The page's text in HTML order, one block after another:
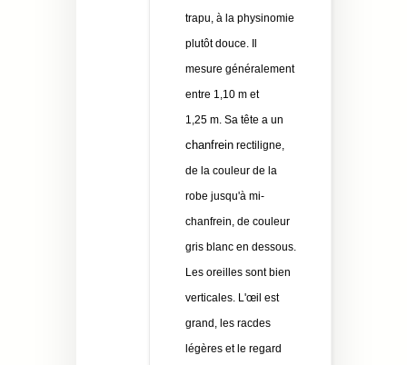
trapu, à la physinomie
plutôt douce. Il
mesure généralement
entre 1,10 m et
1,25 m. Sa tête a un
chanfrein rectiligne,
de la couleur de la
robe jusqu'à mi-
chanfrein, de couleur
gris blanc en dessous.
Les oreilles sont bien
verticales. L'œil est
grand, les racdes
légères et le regard